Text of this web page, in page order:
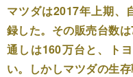
マツダは2017年上期、
録した。その販売台数
通しは160万台と、ト
い。しかしマツダの生